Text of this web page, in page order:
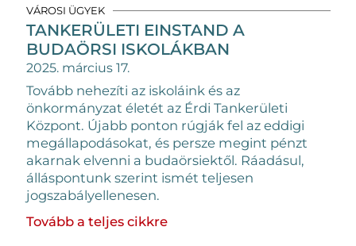
VÁROSI ÜGYEK
TANKERÜLETI EINSTAND A
BUDAÖRSI ISKOLÁKBAN
2025. március 17.
Tovább nehezíti az iskoláink és az
önkormányzat életét az Érdi Tankerületi
Központ. Újabb ponton rúgják fel az eddigi
megállapodásokat, és persze megint pénzt
akarnak elvenni a budaörsiektől. Ráadásul,
álláspontunk szerint ismét teljesen
jogszabályellenesen.
Tovább a teljes cikkre